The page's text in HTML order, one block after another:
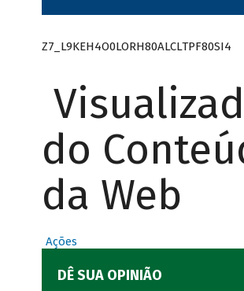
Z7_L9KEH4O0LORH80ALCLTPF80SI4
do
da Web
Ações
DÊ SUA OPINIÃO